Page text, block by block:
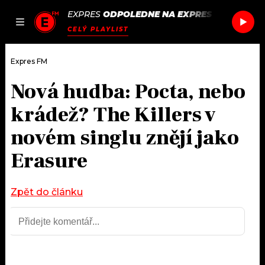
JAK
SEZNAM.CZ
EXPRES ODPOLEDNE NA EXPRES FM /SNAIL
CELÝ PLAYLIST
DOMŮ
ČLÁNKY
AKTUÁLNĚ
HUDBA
PODCASTY
JAK NALADIT
RÁDIO
Expres FM
Nová hudba: Pocta, nebo
krádež? The Killers v
novém singlu znějí jako
Erasure
Zpět do článku